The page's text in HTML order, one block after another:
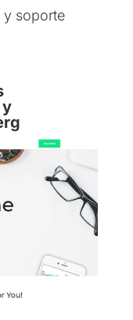
soporte